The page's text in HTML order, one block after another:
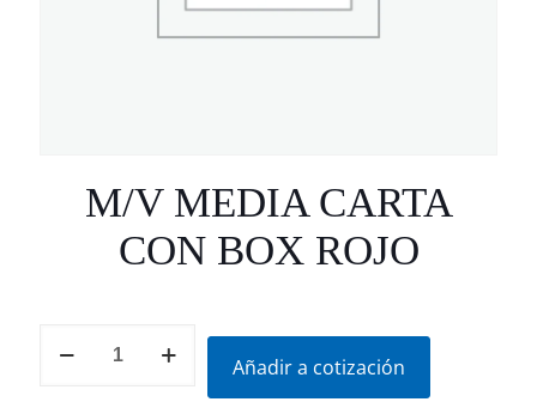
M/V MEDIA CARTA
CON BOX ROJO
MEDIA
Añadir a cotización